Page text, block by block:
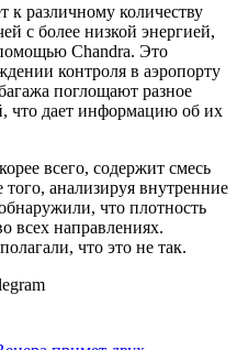
к различному количеству
с более низкой энергией,
Chandra. Это
контроля в аэропорту
поглощают разное
что дает информацию об их
всего, содержит смесь
анализируя внутренние
что плотность
всех направлениях.
что это не так.